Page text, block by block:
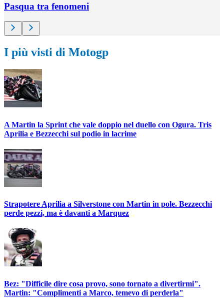
Pasqua tra fenomeni
I più visti di Motogp
A Martin la Sprint che vale doppio nel duello con Ogura. Tris
Aprilia e Bezzecchi sul podio in lacrime
Strapotere Aprilia a Silverstone con Martin in pole. Bezzecchi
perde pezzi, ma è davanti a Marquez
Bez: "Difficile dire cosa provo, sono tornato a divertirmi".
Martin: "Complimenti a Marco, temevo di perderla"